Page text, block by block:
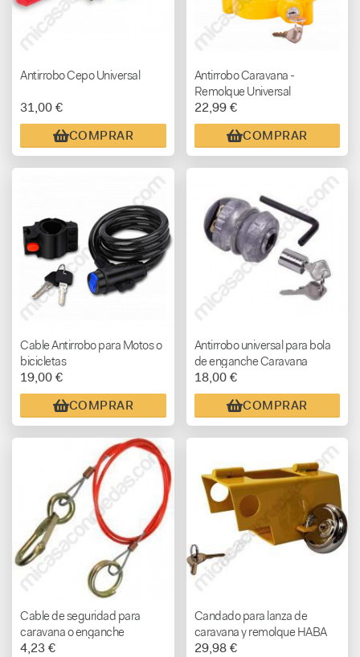
Antirrobo Cepo Universal
31,00 €
COMPRAR
Antirrobo Caravana -
Remolque Universal
22,99 €
COMPRAR
Cable Antirrobo para Motos o
bicicletas
19,00 €
COMPRAR
Antirrobo universal para bola
de enganche Caravana
18,00 €
COMPRAR
Cable de seguridad para
caravana o enganche
remolque
4,23 €
Candado para lanza de
caravana y remolque HABA
29,98 €